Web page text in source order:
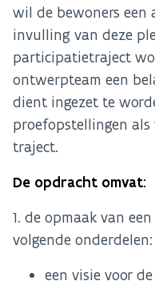
wil de bewoners een
invulling van deze
participatietraject
ontwerpteam een
dient ingezet te
proefopstellingen
traject.
De opdracht omvat:
1. de opmaak van
volgende onderdelen:
een visie voor